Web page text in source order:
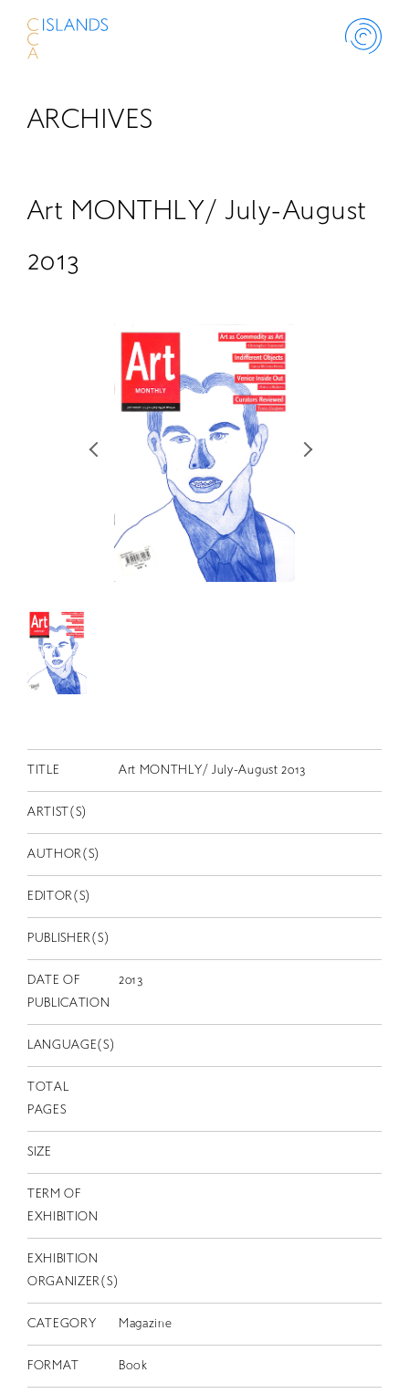
ABOUT
SCHOLARSHIP
CONTACT
EN
ARCHIVES
Art MONTHLY/ July-August
2013
TITLE Art MONTHLY/ July-August 2013
ARTIST(S)
AUTHOR(S)
EDITOR(S)
PUBLISHER(S)
DATE OF
PUBLICATION
2013
LANGUAGE(S)
TOTAL
PAGES
SIZE
TERM OF
EXHIBITION
EXHIBITION
ORGANIZER(S)
CATEGORY Magazine
FORMAT Book